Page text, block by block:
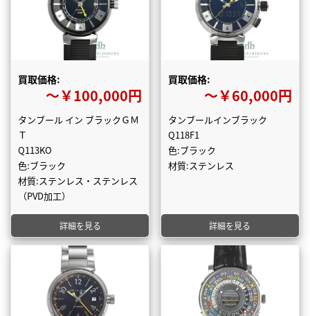
買取価格:
〜￥100,000円
タンブール イン ブラックＧＭ
Ｔ
Q113KO
色:ブラック
材質:ステンレス・ステンレス
（PVD加工）
詳細を見る
買取価格:
〜￥60,000円
タンブールインブラック
Q118F1
色:ブラック
材質:ステンレス
詳細を見る